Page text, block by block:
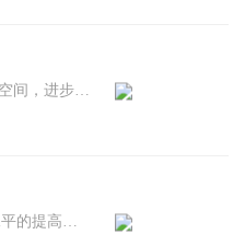
1.立体结构，可充分利用仓库空间，进步仓库容量利用率，扩大仓库储存能力； 2....
随着社会经济的发展及生活水平的提高，人们对品质的要求愈发严苛，这普遍体现在吃住穿...